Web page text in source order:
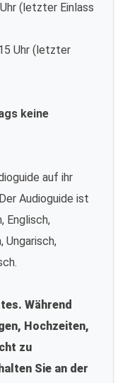
(letzter Einlass
Uhr (letzter
keine
auf ihr
Audioguide ist
Englisch,
Ungarisch,
Während
Hochzeiten,
zu
Sie an der